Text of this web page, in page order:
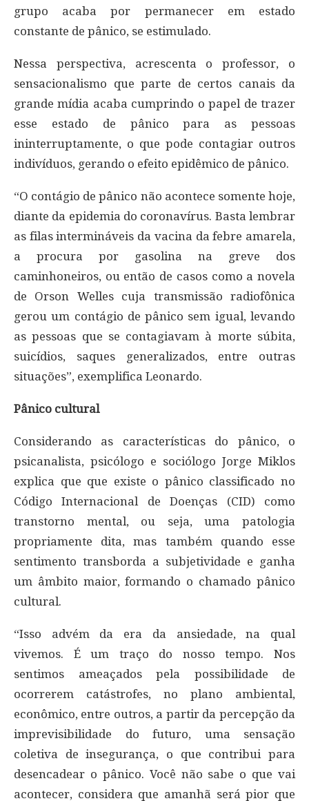
grupo acaba por permanecer em estado
constante de pânico, se estimulado.
Nessa perspectiva, acrescenta o professor, o
sensacionalismo que parte de certos canais da
grande mídia acaba cumprindo o papel de trazer
esse estado de pânico para as pessoas
ininterruptamente, o que pode contagiar outros
indivíduos, gerando o efeito epidêmico de pânico.
“O contágio de pânico não acontece somente hoje,
diante da epidemia do coronavírus. Basta lembrar
as filas intermináveis da vacina da febre amarela,
a procura por gasolina na greve dos
caminhoneiros, ou então de casos como a novela
de Orson Welles cuja transmissão radiofônica
gerou um contágio de pânico sem igual, levando
as pessoas que se contagiavam à morte súbita,
suicídios, saques generalizados, entre outras
situações”, exemplifica Leonardo.
Pânico cultural
Considerando as características do pânico, o
psicanalista, psicólogo e sociólogo Jorge Miklos
explica que que existe o pânico classificado no
Código Internacional de Doenças (CID) como
transtorno mental, ou seja, uma patologia
propriamente dita, mas também quando esse
sentimento transborda a subjetividade e ganha
um âmbito maior, formando o chamado pânico
cultural.
“Isso advém da era da ansiedade, na qual
vivemos. É um traço do nosso tempo. Nos
sentimos ameaçados pela possibilidade de
ocorrerem catástrofes, no plano ambiental,
econômico, entre outros, a partir da percepção da
imprevisibilidade do futuro, uma sensação
coletiva de insegurança, o que contribui para
desencadear o pânico. Você não sabe o que vai
acontecer, considera que amanhã será pior que